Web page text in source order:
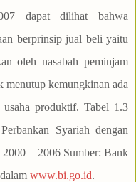
dapat dilihat bahwa
berprinsip jual beli yaitu
oleh nasabah peminjam
kemungkinan ada
produktif. Tabel 1.3
Syariah dengan
– 2006 Sumber: Bank
www.bi.go.id.